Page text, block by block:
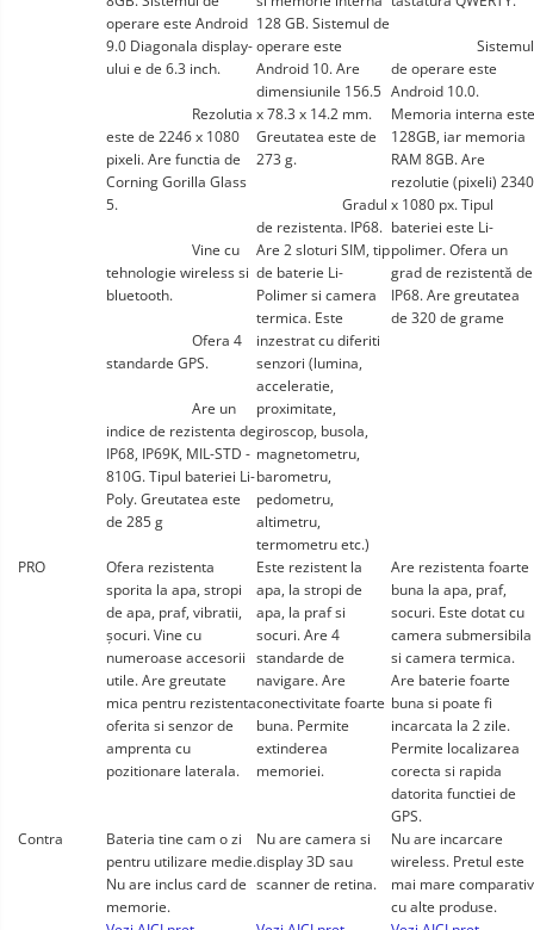
operare este Android
9.0 Diagonala display-
ului e de 6.3 inch.
este de 2246 x 1080
pixeli. Are functia de
Corning Gorilla Glass
5.
tehnologie wireless si
bluetooth.
standarde GPS.
indice de rezistenta de
IP68, IP69K, MIL-STD -
810G. Tipul bateriei Li-
Poly. Greutatea este
de 285 g
128 GB. Sistemul de
operare este
Android 10. Are
dimensiunile 156.5
x 78.3 x 14.2 mm.
Greutatea este de
273 g.
de rezistenta. IP68.
Are 2 sloturi SIM, tip
de baterie Li-
Polimer si camera
termica. Este
inzestrat cu diferiti
senzori (lumina,
acceleratie,
proximitate,
giroscop, busola,
magnetometru,
barometru,
pedometru,
altimetru,
termometru etc.)
de operare este
Android 10.0.
Memoria interna este
128GB, iar memoria
RAM 8GB. Are
rezolutie (pixeli) 2340
x 1080 px. Tipul
bateriei este Li-
polimer. Ofera un
grad de rezistentă de
IP68. Are greutatea
de 320 de grame
PRO
Ofera rezistenta
sporita la apa, stropi
de apa, praf, vibratii,
șocuri. Vine cu
numeroase accesorii
utile. Are greutate
mica pentru rezistenta
oferita si senzor de
amprenta cu
pozitionare laterala.
Este rezistent la
apa, la stropi de
apa, la praf si
socuri. Are 4
standarde de
navigare. Are
conectivitate foarte
buna. Permite
extinderea
memoriei.
Are rezistenta foarte
buna la apa, praf,
socuri. Este dotat cu
camera submersibila
si camera termica.
Are baterie foarte
buna si poate fi
incarcata la 2 zile.
Permite localizarea
corecta si rapida
datorita functiei de
GPS.
Contra
Bateria tine cam o zi
pentru utilizare medie.
Nu are inclus card de
memorie.
Nu are camera si
display 3D sau
scanner de retina.
Nu are incarcare
wireless. Pretul este
mai mare comparativ
cu alte produse.